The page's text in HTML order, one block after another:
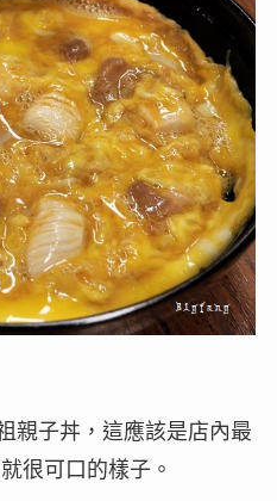
親子丼，這應該是店內最
很可口的樣子。